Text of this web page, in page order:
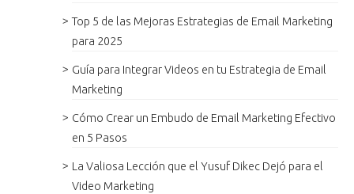
Top 5 de las Mejoras Estrategias de Email Marketing
para 2025
Guía para Integrar Videos en tu Estrategia de Email
Marketing
Cómo Crear un Embudo de Email Marketing Efectivo
en 5 Pasos
La Valiosa Lección que el Yusuf Dikec Dejó para el
Video Marketing